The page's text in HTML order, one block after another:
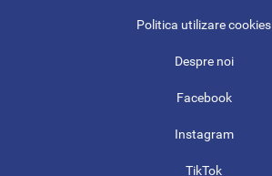
Politica utilizare cookies
Despre noi
Facebook
Instagram
TikTok